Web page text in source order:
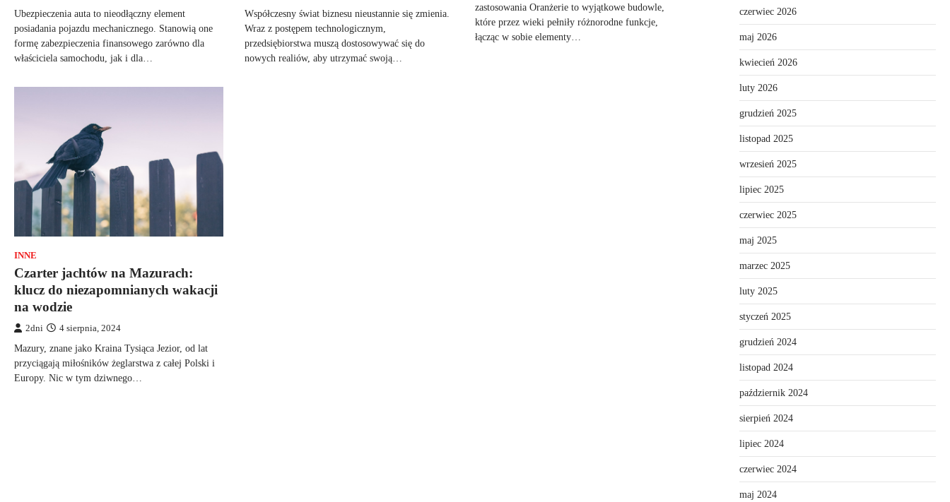
Ubezpieczenia auta to nieodłączny element
posiadania pojazdu mechanicznego. Stanowią one
formę zabezpieczenia finansowego zarówno dla
właściciela samochodu, jak i dla…
Współczesny świat biznesu nieustannie się zmienia.
Wraz z postępem technologicznym,
przedsiębiorstwa muszą dostosowywać się do
nowych realiów, aby utrzymać swoją…
zastosowania Oranżerie to wyjątkowe budowle,
które przez wieki pełniły różnorodne funkcje,
łącząc w sobie elementy…
INNE
Czarter jachtów na Mazurach:
klucz do niezapomnianych wakacji
na wodzie
2dni 4 sierpnia, 2024
Mazury, znane jako Kraina Tysiąca Jezior, od lat
przyciągają miłośników żeglarstwa z całej Polski i
Europy. Nic w tym dziwnego…
czerwiec 2026
maj 2026
kwiecień 2026
luty 2026
grudzień 2025
listopad 2025
wrzesień 2025
lipiec 2025
czerwiec 2025
maj 2025
marzec 2025
luty 2025
styczeń 2025
grudzień 2024
listopad 2024
październik 2024
sierpień 2024
lipiec 2024
czerwiec 2024
maj 2024